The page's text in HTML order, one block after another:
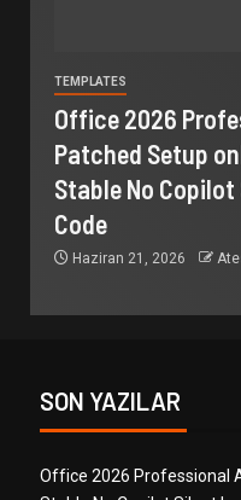
TEMPLATES
Office 2026
Patched Setup
Stable No
Code
Haziran 21, 2026
SON YAZILAR
Office 2026 Professional